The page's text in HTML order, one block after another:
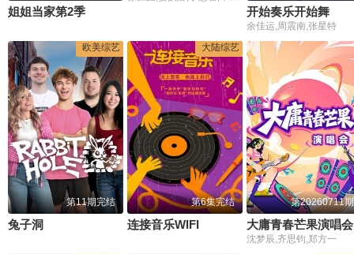
姐姐当家第2季 开始奏乐开始舞
余佳运,周震南,张星特
欧美综艺
第11期完结
兔子洞
大陆综艺
第6集完结
连接音乐WIFI
第20260711期
大庸青春芒果演唱会
沈梦辰,齐思钧,郑方一